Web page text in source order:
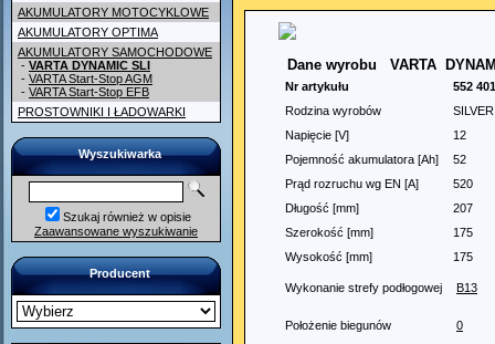
AKUMULATORY MOTOCYKLOWE
AKUMULATORY OPTIMA
AKUMULATORY SAMOCHODOWE
- VARTA DYNAMIC SLI
- VARTA Start-Stop AGM
- VARTA Start-Stop EFB
PROSTOWNIKI I ŁADOWARKI
Wyszukiwarka
Szukaj również w opisie
Zaawansowane wyszukiwanie
Producent
Dane wyrobu VARTA
Nr artykułu
552
Rodzina wyrobów
Napięcie [V]
12
Pojemność akumulatora [Ah]
52
Prąd rozruchu wg EN [A]
520
Długość [mm]
207
Szerokość [mm]
175
Wysokość [mm]
175
Wykonanie strefy podłogowej B13
Położenie biegunów 0